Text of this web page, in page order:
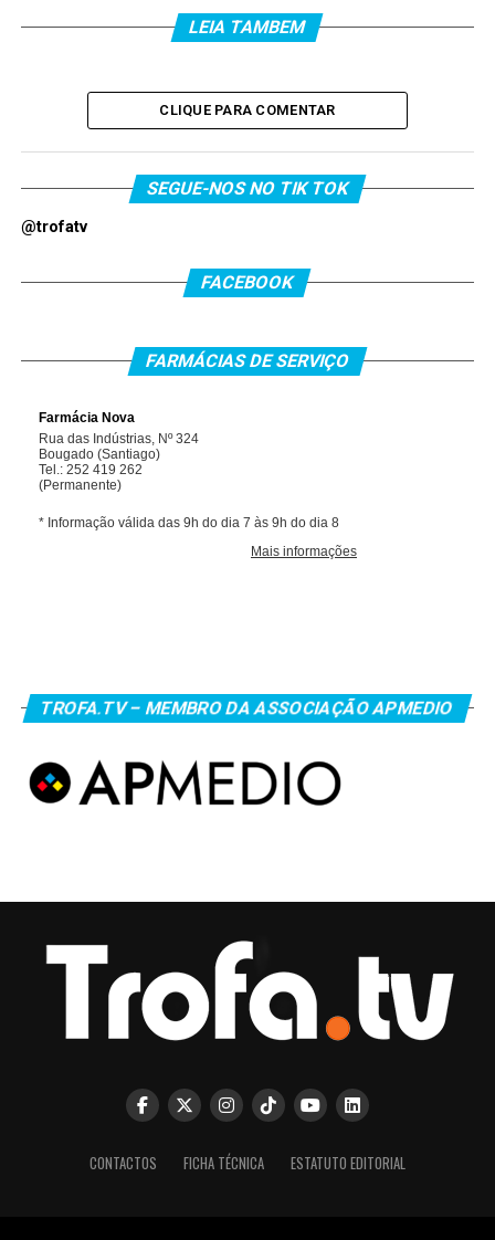
LEIA TAMBEM
CLIQUE PARA COMENTAR
SEGUE-NOS NO TIK TOK
@trofatv
FACEBOOK
FARMÁCIAS DE SERVIÇO
TROFA.TV – MEMBRO DA ASSOCIAÇÃO APMEDIO
CONTACTOS FICHA TÉCNICA ESTATUTO EDITORIAL